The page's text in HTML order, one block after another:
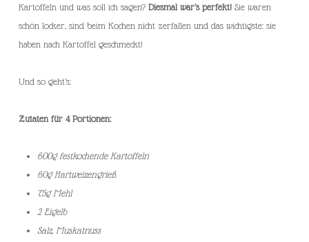
Kartoffeln und was soll ich sagen? Diesmal war’s perfekt! Sie waren
schön locker, sind beim Kochen nicht zerfallen und das wichtigste: sie
haben nach Kartoffel geschmeckt!
Und so geht’s:
Zutaten für 4 Portionen:
600g festkochende Kartoffeln
60g Hartweizengrieß
75g Mehl
2 Eigelb
Salz, Muskatnuss